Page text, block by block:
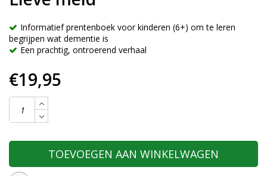
Informatief prentenboek voor kinderen (6+) om te leren
begrijpen wat dementie is
Een prachtig, ontroerend verhaal
€19,95
TOEVOEGEN AAN WINKELWAGEN